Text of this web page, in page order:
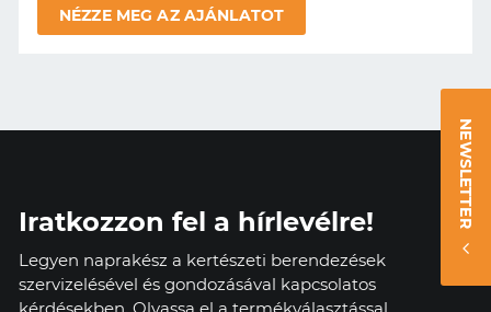
NÉZZE MEG AZ AJÁNLATOT
NEWSLETTER
Iratkozzon fel a hírlevélre!
Legyen naprakész a kertészeti berendezések
szervizelésével és gondozásával kapcsolatos